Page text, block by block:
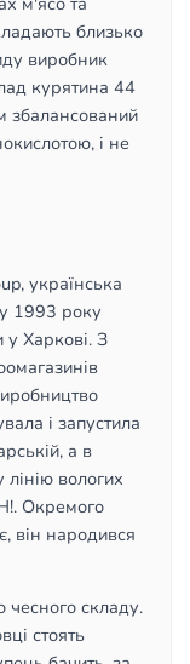
близько
виробник
курятина 44
збалансований
і не
українська
1993 року
у Харкові. З
і запустила
а в
вологих
Окремого
він народився
чесного складу.
стоять